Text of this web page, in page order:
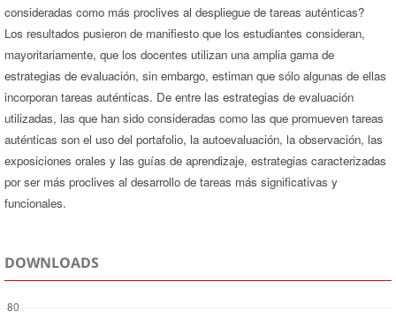
consideradas como más proclives al despliegue de tareas auténticas?
Los resultados pusieron de manifiesto que los estudiantes consideran,
mayoritariamente, que los docentes utilizan una amplia gama de
estrategias de evaluación, sin embargo, estiman que sólo algunas de ellas
incorporan tareas auténticas. De entre las estrategias de evaluación
utilizadas, las que han sido consideradas como las que promueven tareas
auténticas son el uso del portafolio, la autoevaluación, la observación, las
exposiciones orales y las guías de aprendizaje, estrategias caracterizadas
por ser más proclives al desarrollo de tareas más significativas y
funcionales.
DOWNLOADS